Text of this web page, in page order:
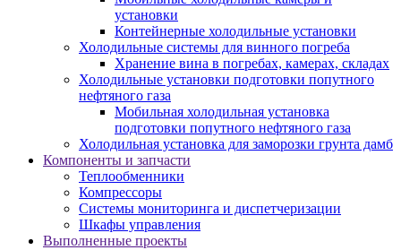
установки
Контейнерные холодильные установки
Холодильные системы для винного погреба
Хранение вина в погребах, камерах, складах
Холодильные установки подготовки попутного
нефтяного газа
Мобильная холодильная установка
подготовки попутного нефтяного газа
Холодильная установка для заморозки грунта дамб
Компоненты и запчасти
Теплообменники
Компрессоры
Системы мониторинга и диспетчеризации
Шкафы управления
Выполненные проекты